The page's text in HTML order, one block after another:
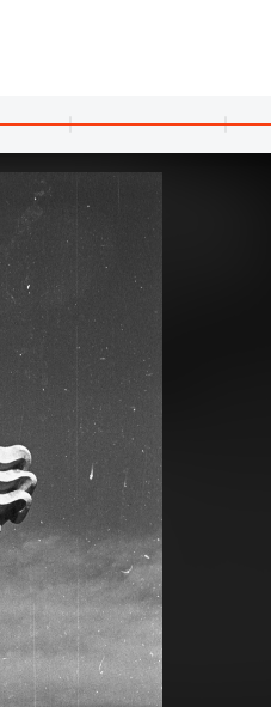
1982 · Budapest XIII.
a felvétel a Róbert Károly körút 102. számú ház előtt készült.